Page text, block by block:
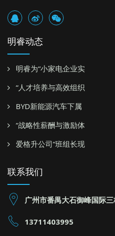
明睿动态
明睿为“小家电企业实
“人才培养与高效组织
BYD新能源汽车下属
“战略性薪酬与激励体
爱格升公司“班组长现
联系我们
广州市番禺大石御峰国际
13711403995